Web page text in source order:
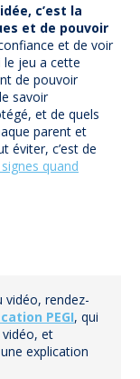
c’est la
et de pouvoir
et de voir
jeu a cette
de pouvoir
savoir
et de quels
parent et
éviter, c’est de
quand
vidéo, rendez-
PEGI, qui
et
explication